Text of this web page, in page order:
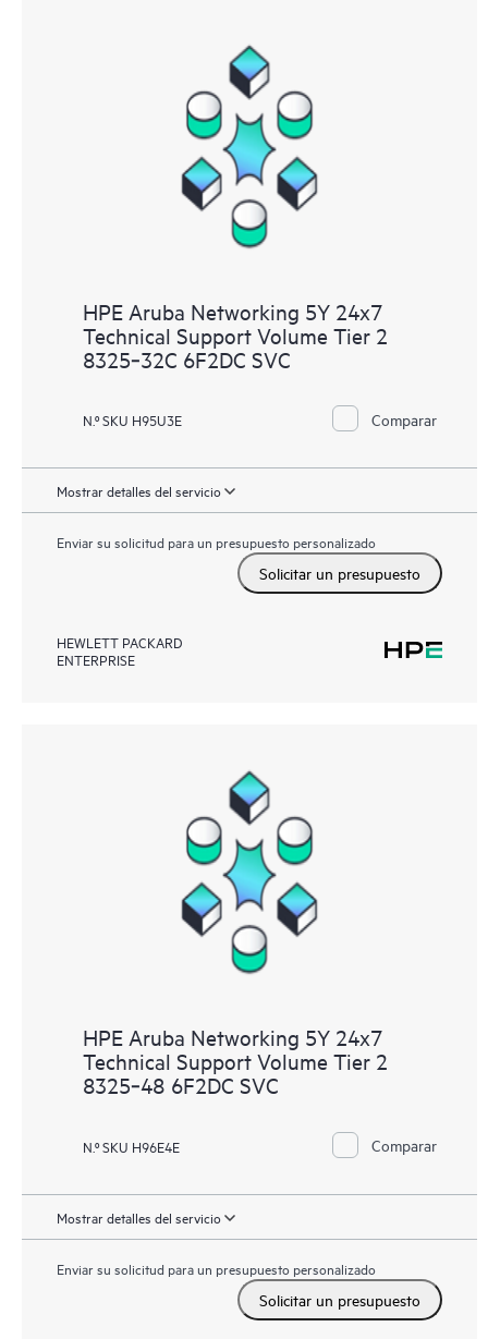
HPE Aruba Networking 5Y 24x7
Technical Support Volume Tier 2
8325‑32C 6F2DC SVC
N.º SKU H95U3E Comparar
Mostrar detalles del servicio
Enviar su solicitud para un presupuesto personalizado
Solicitar un presupuesto
HEWLETT PACKARD
ENTERPRISE
HPE Aruba Networking 5Y 24x7
Technical Support Volume Tier 2
8325‑48 6F2DC SVC
N.º SKU H96E4E Comparar
Mostrar detalles del servicio
Enviar su solicitud para un presupuesto personalizado
Solicitar un presupuesto